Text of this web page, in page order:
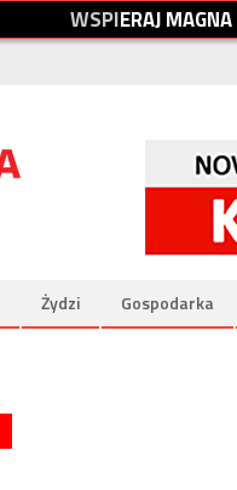
WSPIERAJMAGNA
Żydzi Gospodarka